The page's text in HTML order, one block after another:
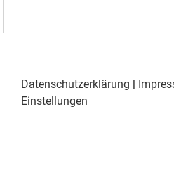
Datenschutzerklärung |
Einstellungen